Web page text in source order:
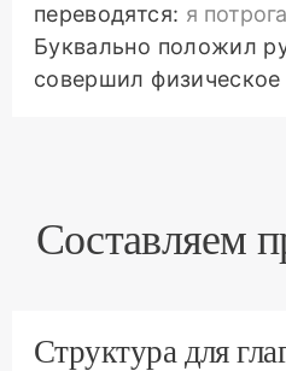
переводятся: я
Буквально положил
совершил физическое
Составляем
Структура для